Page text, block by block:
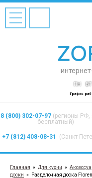
8 (800) 302-07-97 (регионы РФ,
бесплатный)
+7 (812) 408-08-31 (Санкт-
ПН ВТ
График
Главная » Для кухни »
доски » Разделочная доска